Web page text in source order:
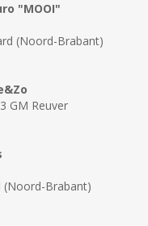
"MOOI"
(Noord-Brabant)
GM Reuver
(Noord-Brabant)